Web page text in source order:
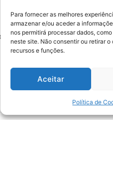
Para fornecer as melhores
armazenar e/ou aceder a
nos permitirá processar dados,
neste site. Não consentir ou retirar
recursos e funções.
Aceitar
Política de
às necessidades de